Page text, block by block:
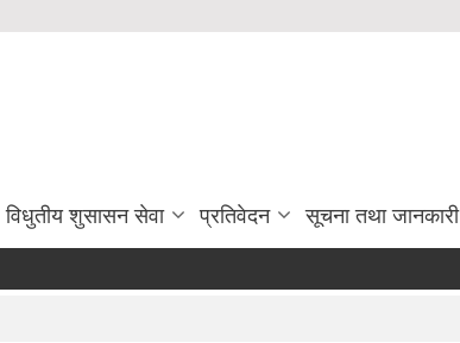
विधुतीय शुसासन सेवा प्रतिवेदन सूचना तथा जानकारी